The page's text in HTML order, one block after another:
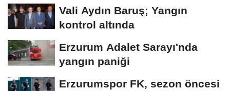
Vali Aydın Baruş; Yangın
kontrol altında
Erzurum Adalet Sarayı'nda
yangın paniği
Erzurumspor FK, sezon öncesi